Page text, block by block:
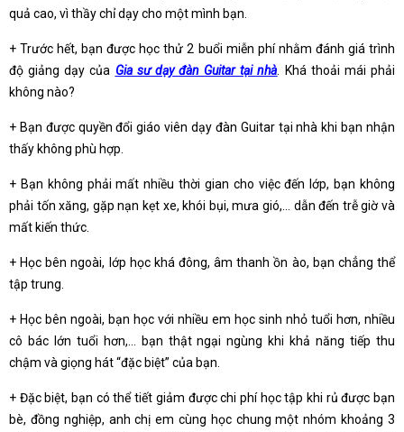
quả cao, vì thầy chỉ dạy cho một mình bạn.
+ Trước hết, bạn được học thử 2 buổi miễn phí nhằm đánh giá trình
độ giảng dạy của Gia sư dạy đàn Guitar tại nhà . Khá thoải mái phải
không nào?
+ Bạn được quyền đổi giáo viên dạy đàn Guitar tại nhà khi bạn nhận
thấy không phù hợp.
+ Bạn không phải mất nhiều thời gian cho việc đến lớp, bạn không
phải tốn xăng, gặp nạn kẹt xe, khói bụi, mưa gió,… dẫn đến trễ giờ và
mất kiến thức.
+ Học bên ngoài, lớp học khá đông, âm thanh ồn ào, bạn chẳng thể
tập trung.
+ Học bên ngoài, bạn học với nhiều em học sinh nhỏ tuổi hơn, nhiều
cô bác lớn tuổi hơn,… bạn thật ngại ngùng khi khả năng tiếp thu
chậm và giọng hát “đặc biệt” của bạn.
+ Đặc biệt, bạn có thể tiết giảm được chi phí học tập khi rủ được bạn
bè, đồng nghiệp, anh chị em cùng học chung một nhóm khoảng 3